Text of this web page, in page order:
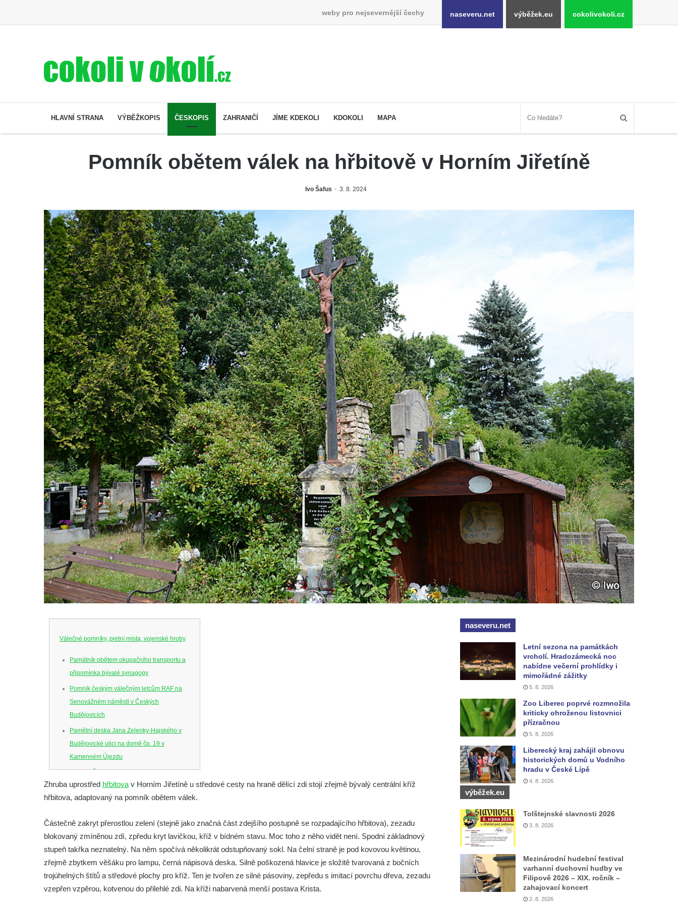
weby pro nejsevernější čechy naseveru.net výběžek.eu cokolivokoli.cz
HLAVNÍ STRANA VÝBĚŽKOPIS ČESKOPIS ZAHRANIČÍ JÍME KDEKOLI KDOKOLI MAPA
Pomník obětem válek na hřbitově v Horním Jiřetíně
Ivo Šafus 3. 8. 2024
Válečné pomníky, pietní místa, vojenské hroby
Památník obětem okupačního transportu a
připomínka bývalé synagogy
Pomník českým válečným letcům RAF na
Senovážném náměstí v Českých
Budějovicích
Pamětní deska Jana Zelenky-Hajského v
Budějovické ulici na domě čp. 19 v
Kamenném Újezdu
Kenotaf Šimona Valhy na starém hřbitově v
Kamenném Újezdě
Kenotaf Václava B. Hájka na starém
Pomník obětem válek na Náměstí v
Kamenném Újezdě
Kenotaf Jana Mojžiše na hřbitově ve
Velešíně
Kenotaf Josefa Jílka na hřbitově ve
Zhruba uprostřed hřbitova v Horním Jiřetíně u středové cesty na hraně dělící zdi stojí zřejmě bývalý centrální kříž
hřbitova, adaptovaný na pomník obětem válek.
Částečně zakryt přerostlou zelení (stejně jako značná část zdejšího postupně se rozpadajícího hřbitova), zezadu
blokovaný zmíněnou zdí, zpředu kryt lavičkou, kříž v bídném stavu. Moc toho z něho vidět není. Spodní základnový
stupeň takřka neznatelný. Na něm spočívá několikrát odstupňovaný sokl. Na čelní straně je pod kovovou květinou,
zřejmě zbytkem věšáku pro lampu, černá nápisová deska. Silně poškozená hlavice je složitě tvarovaná z bočních
trojúhelných štítů a středové plochy pro kříž. Ten je tvořen ze silné pásoviny, zepředu s imitací povrchu dřeva, zezadu
vzepřen vzpěrou, kotvenou do přilehlé zdi. Na kříži nabarvená menší postava Krista.
naseveru.net
Letní sezona na památkách
vrcholí. Hradozámecká noc
nabídne večerní prohlídky i
mimořádné zážitky
5. 8. 2026
Zoo Liberec poprvé rozmnožila
kriticky ohroženou listovnici
přízračnou
5. 8. 2026
Liberecký kraj zahájil obnovu
historických domů u Vodního
hradu v České Lípě
4. 8. 2026
výběžek.eu
Tolštejnské slavnosti 2026
3. 8. 2026
Mezinárodní hudební festival
varhanní duchovní hudby ve
Filipově 2026 – XIX. ročník –
zahajovací koncert
2. 8. 2026